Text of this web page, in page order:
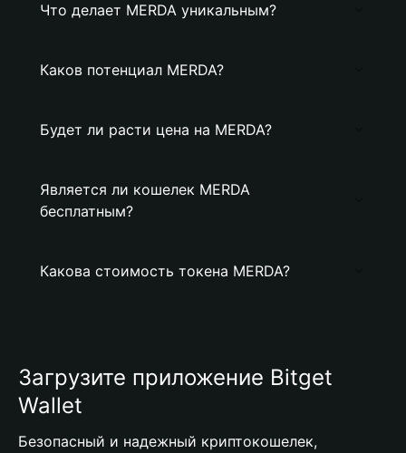
Что делает MERDA уникальным?
Каков потенциал MERDA?
Будет ли расти цена на MERDA?
Является ли кошелек MERDA
бесплатным?
Какова стоимость токена MERDA?
Загрузите приложение Bitget
Wallet
Безопасный и надежный криптокошелек,